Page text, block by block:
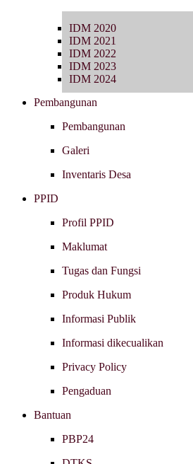
IDM 2020
IDM 2021
IDM 2022
IDM 2023
IDM 2024
Pembangunan
Pembangunan
Galeri
Inventaris Desa
PPID
Profil PPID
Maklumat
Tugas dan Fungsi
Produk Hukum
Informasi Publik
Informasi dikecualikan
Privacy Policy
Pengaduan
Bantuan
PBP24